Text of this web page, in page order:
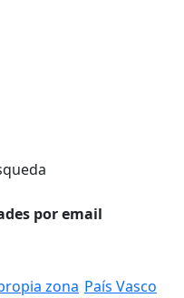
por email
zona País Vasco